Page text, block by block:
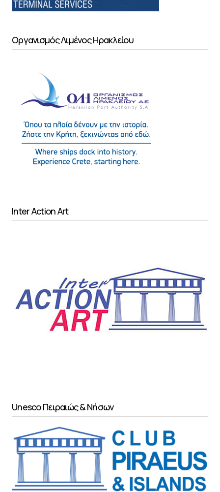
Οργανισμός Λιμένος Ηρακλείου
Inter Action Art
Unesco Πειραιώς & Νήσων